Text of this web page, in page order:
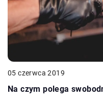
05 czerwca 2019
Na czym polega